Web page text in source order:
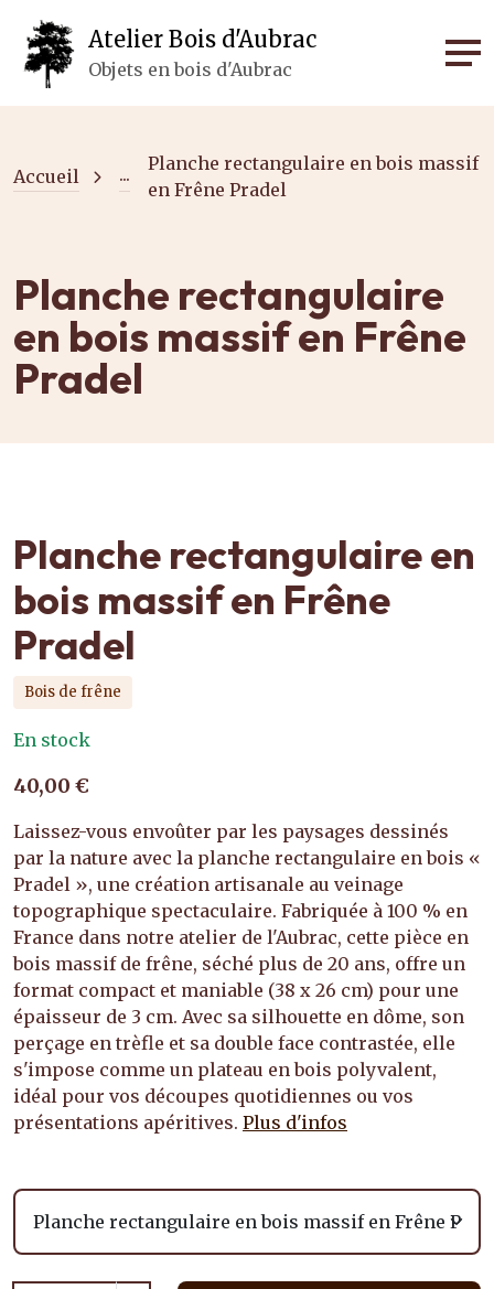
Atelier Bois d'Aubrac
Objets en bois d'Aubrac
Accueil ...
Planche rectangulaire en bois massif
en Frêne Pradel
Planche rectangulaire
en bois massif en Frêne
Pradel
Planche rectangulaire en
bois massif en Frêne
Pradel
Bois de frêne
En stock
40,00 €
Laissez-vous envoûter par les paysages dessinés
par la nature avec la planche rectangulaire en bois «
Pradel », une création artisanale au veinage
topographique spectaculaire. Fabriquée à 100 % en
France dans notre atelier de l'Aubrac, cette pièce en
bois massif de frêne, séché plus de 20 ans, offre un
format compact et maniable (38 x 26 cm) pour une
épaisseur de 3 cm. Avec sa silhouette en dôme, son
perçage en trèfle et sa double face contrastée, elle
s'impose comme un plateau en bois polyvalent,
idéal pour vos découpes quotidiennes ou vos
présentations apéritives. Plus d'infos